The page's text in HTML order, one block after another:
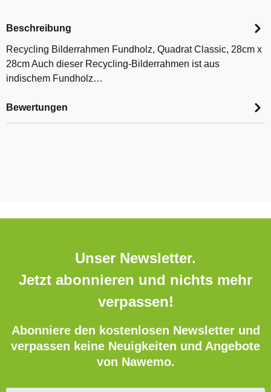
Beschreibung
Recycling Bilderrahmen Fundholz, Quadrat Classic, 28cm x
28cm Auch dieser Recycling-Bilderrahmen ist aus
indischem Fundholz…
Bewertungen
Unser Newsletter.
Jetzt abonnieren und nichts mehr
verpassen!
Abonniere den kostenlosen Newsletter und
verpassen keine Neuigkeiten und Angebote
von Nawemo.